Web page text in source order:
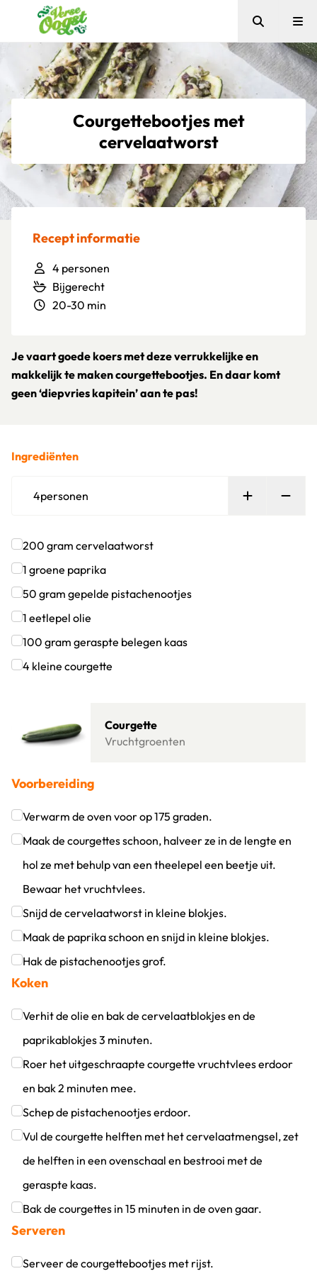
Verse Oogst
Zoeken
Courgettebootjes met
cervelaatworst
Recept informatie
4 personen
Bijgerecht
20-30 min
Je vaart goede koers met deze verrukkelijke en
makkelijk te maken courgettebootjes. En daar komt
geen ‘diepvries kapitein’ aan te pas!
Ingrediënten
4personen Persoon
200 gram cervelaatworst
Klik om dit selectievakje aan te vinken
1 groene paprika
Klik om dit selectievakje aan te vinken
50 gram gepelde pistachenootjes
Klik om dit selectievakje aan te vinken
1 eetlepel olie
Klik om dit selectievakje aan te vinken
100 gram geraspte belegen kaas
Klik om dit selectievakje aan te vinken
4 kleine courgette
Courgette
Vruchtgroenten
Voorbereiding
Verwarm de oven voor op 175 graden.
Klik om dit selectievakje aan te vinken
Maak de courgettes schoon, halveer ze in de lengte en
hol ze met behulp van een theelepel een beetje uit.
Bewaar het vruchtvlees.
Klik om dit selectievakje aan te vinken
Snijd de cervelaatworst in kleine blokjes.
Klik om dit selectievakje aan te vinken
Maak de paprika schoon en snijd in kleine blokjes.
Klik om dit selectievakje aan te vinken
Hak de pistachenootjes grof.
Klik om dit selectievakje aan te vinken
Koken
Verhit de olie en bak de cervelaatblokjes en de
paprikablokjes 3 minuten.
Klik om dit selectievakje aan te vinken
Roer het uitgeschraapte courgette vruchtvlees erdoor
en bak 2 minuten mee.
Klik om dit selectievakje aan te vinken
Schep de pistachenootjes erdoor.
Klik om dit selectievakje aan te vinken
Vul de courgette helften met het cervelaatmengsel, zet
de helften in een ovenschaal en bestrooi met de
geraspte kaas.
Klik om dit selectievakje aan te vinken
Bak de courgettes in 15 minuten in de oven gaar.
Klik om dit selectievakje aan te vinken
Serveren
Serveer de courgettebootjes met rijst.